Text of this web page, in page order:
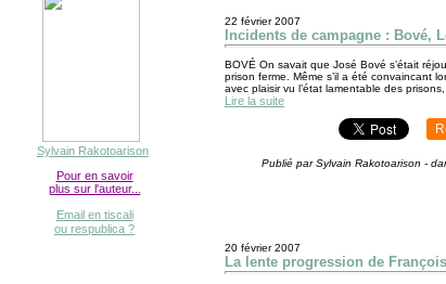
Sylvain Rakotoarison
Pour en savoir
plus sur l'auteur...
Email en tiscali
ou respublica ?
22 février 2007
Incidents de campagne : Bové,
BOVÉ On savait que José Bové s’était
prison ferme. Même s’il a été convaincant
avec plaisir vu l’état lamentable des
Lire la suite
Publié par Sylvain Rakotoarison -
20 février 2007
La lente progression de